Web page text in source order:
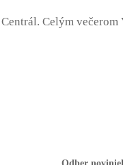
Celým večerom